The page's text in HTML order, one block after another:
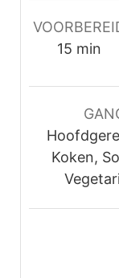
15 minuten
min
Koken,